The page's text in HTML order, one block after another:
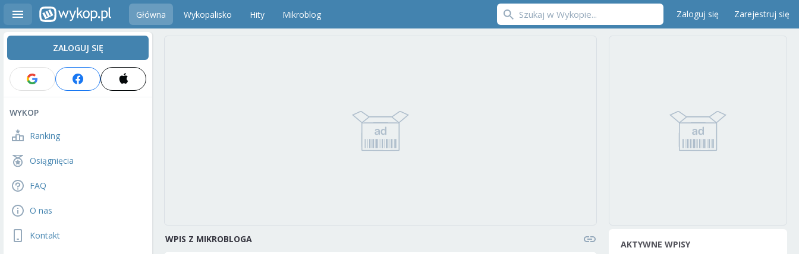
Główna Wykopalisko Hity Mikroblog Zaloguj się Zarejestruj się
ZALOGUJ SIĘ
WYKOP
Ranking
Osiągnięcia
FAQ
O nas
Kontakt WPIS Z MIKROBLOGA AKTYWNE WPISY